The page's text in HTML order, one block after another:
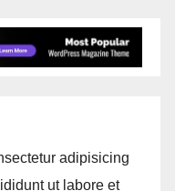
adipisicing
ut labore et